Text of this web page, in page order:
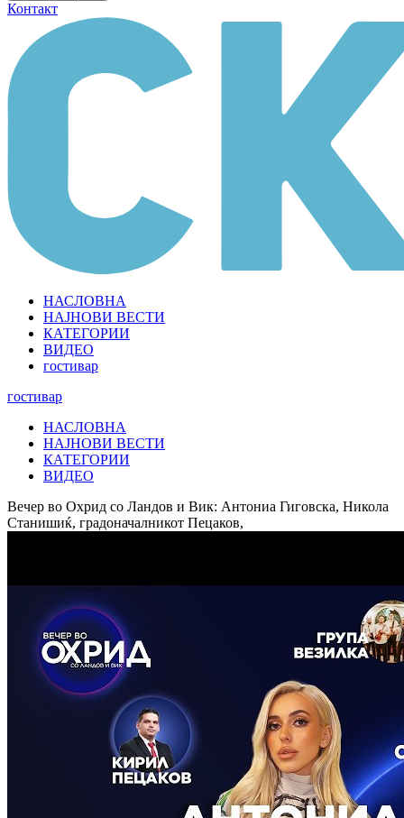
Контакт
НАСЛОВНА
НАЈНОВИ ВЕСТИ
КАТЕГОРИИ
ВИДЕО
гостивар
гостивар
НАСЛОВНА
НАЈНОВИ ВЕСТИ
КАТЕГОРИИ
ВИДЕО
Вечер во Охрид со Ландов и Вик: Антониа Гиговска, Никола
Станишиќ, градоначалникот Пецаков,